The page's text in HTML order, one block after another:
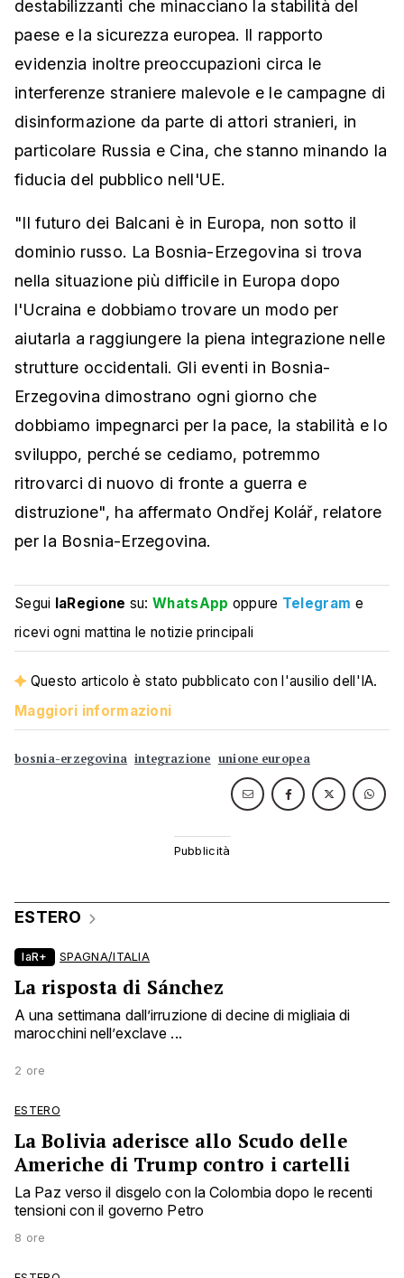
destabilizzanti che minacciano la stabilità del
paese e la sicurezza europea. Il rapporto
evidenzia inoltre preoccupazioni circa le
interferenze straniere malevole e le campagne di
disinformazione da parte di attori stranieri, in
particolare Russia e Cina, che stanno minando la
fiducia del pubblico nell'UE.
"Il futuro dei Balcani è in Europa, non sotto il
dominio russo. La Bosnia-Erzegovina si trova
nella situazione più difficile in Europa dopo
l'Ucraina e dobbiamo trovare un modo per
aiutarla a raggiungere la piena integrazione nelle
strutture occidentali. Gli eventi in Bosnia-
Erzegovina dimostrano ogni giorno che
dobbiamo impegnarci per la pace, la stabilità e lo
sviluppo, perché se cediamo, potremmo
ritrovarci di nuovo di fronte a guerra e
distruzione", ha affermato Ondřej Kolář, relatore
per la Bosnia-Erzegovina.
Segui laRegione su:WhatsApp oppure Telegram e
ricevi ogni mattina le notizie principali
Questo articolo è stato pubblicato con l'ausilio dell'IA.
Maggiori informazioni
bosnia-erzegovina integrazione unione europea
ESTERO
laR+ SPAGNA/ITALIA
La risposta di Sánchez
A una settimana dall’irruzione di decine di migliaia di
marocchini nell’exclave ...
2 ore
ESTERO
La Bolivia aderisce allo Scudo delle
Americhe di Trump contro i cartelli
La Paz verso il disgelo con la Colombia dopo le recenti
tensioni con il governo Petro
8 ore